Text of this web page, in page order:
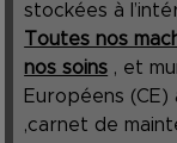
stockées à
Toutes nos
nos soins , et
Européens (CE)
,carnet de